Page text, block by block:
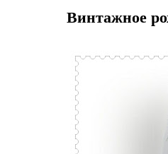
Винтажное